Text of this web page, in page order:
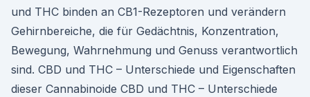
und THC binden an CB1-Rezeptoren und verändern
Gehirnbereiche, die für Gedächtnis, Konzentration,
Bewegung, Wahrnehmung und Genuss verantwortlich
sind. CBD und THC – Unterschiede und Eigenschaften
dieser Cannabinoide CBD und THC – Unterschiede